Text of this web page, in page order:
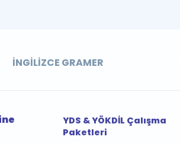
İNGILIZCE GRAMER
YDS & YÖKDİL Çalışma
Paketleri